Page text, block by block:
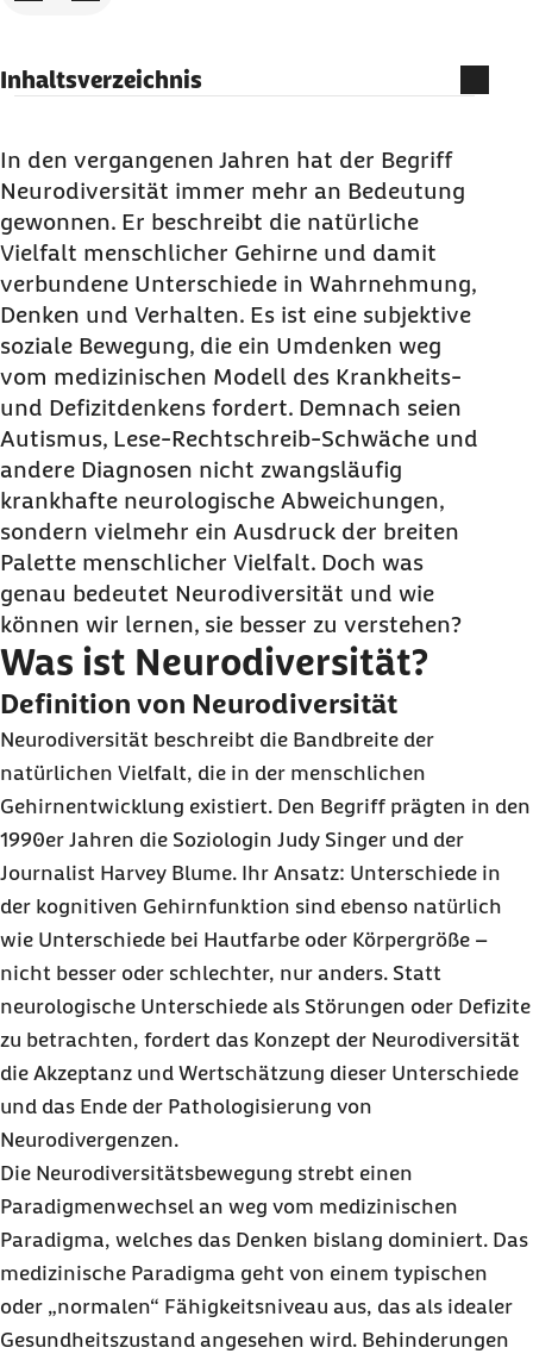
Inhaltsverzeichnis
Neurotypisch: Wer bestimmt, was normal ist?
Neurodivergent: Anders, aber nicht krankhaft
Neurodivergenz am Arbeitsplatz und in der
Schule
Kritik am Konzept der Neurodiversität
In den vergangenen Jahren hat der Begriff
Neurodiversität immer mehr an Bedeutung
gewonnen. Er beschreibt die natürliche
Vielfalt menschlicher Gehirne und damit
verbundene Unterschiede in Wahrnehmung,
Denken und Verhalten. Es ist eine subjektive
soziale Bewegung, die ein Umdenken weg
vom medizinischen Modell des Krankheits-
und Defizitdenkens fordert. Demnach seien
Autismus, Lese-Rechtschreib-Schwäche und
andere Diagnosen nicht zwangsläufig
krankhafte neurologische Abweichungen,
sondern vielmehr ein Ausdruck der breiten
Palette menschlicher Vielfalt. Doch was
genau bedeutet Neurodiversität und wie
können wir lernen, sie besser zu verstehen?
Was ist Neurodiversität?
Definition von Neurodiversität
Neurodiversität beschreibt die Bandbreite der
natürlichen Vielfalt, die in der menschlichen
Gehirnentwicklung existiert. Den Begriff prägten in den
1990er Jahren die Soziologin Judy Singer und der
Journalist Harvey Blume. Ihr Ansatz: Unterschiede in
der kognitiven Gehirnfunktion sind ebenso natürlich
wie Unterschiede bei Hautfarbe oder Körpergröße –
nicht besser oder schlechter, nur anders. Statt
neurologische Unterschiede als Störungen oder Defizite
zu betrachten, fordert das Konzept der Neurodiversität
die Akzeptanz und Wertschätzung dieser Unterschiede
und das Ende der Pathologisierung von
Neurodivergenzen.
Die Neurodiversitätsbewegung strebt einen
Paradigmenwechsel an weg vom medizinischen
Paradigma, welches das Denken bislang dominiert. Das
medizinische Paradigma geht von einem typischen
oder „normalen“ Fähigkeitsniveau aus, das als idealer
Gesundheitszustand angesehen wird. Behinderungen